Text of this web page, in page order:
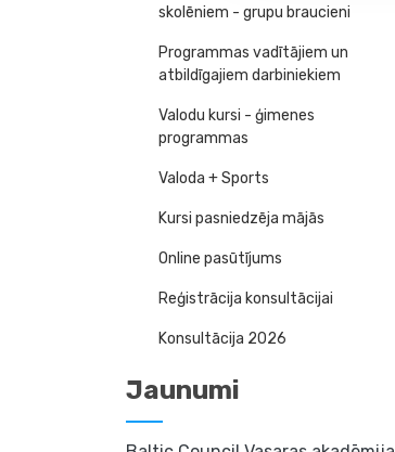
skolēniem - grupu braucieni
Programmas vadītājiem un
atbildīgajiem darbiniekiem
Valodu kursi - ģimenes
programmas
Valoda + Sports
Kursi pasniedzēja mājās
Online pasūtījums
Reģistrācija konsultācijai
Konsultācija 2026
Jaunumi